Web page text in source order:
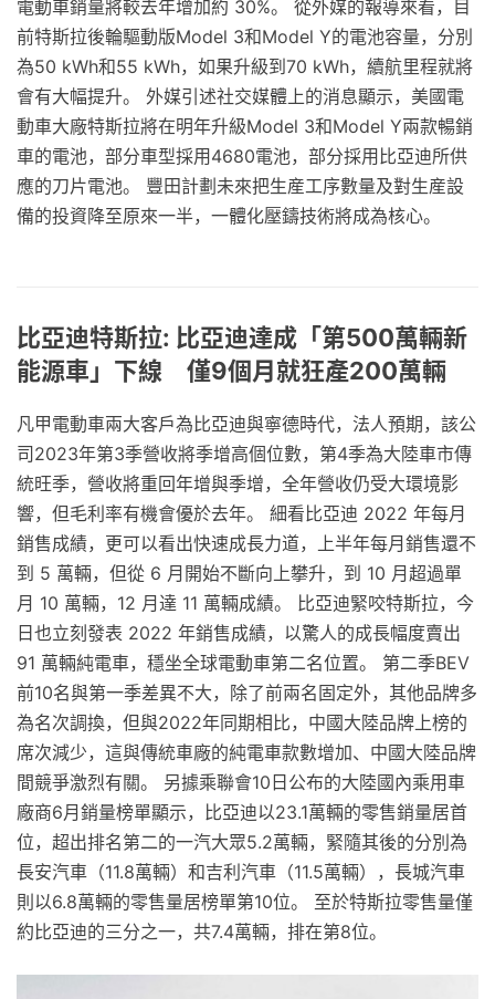
電動車銷量將較去年增加約 30%。 從外媒的報導來看，目
前特斯拉後輪驅動版Model 3和Model Y的電池容量，分別
為50 kWh和55 kWh，如果升級到70 kWh，續航里程就將
會有大幅提升。 外媒引述社交媒體上的消息顯示，美國電
動車大廠特斯拉將在明年升級Model 3和Model Y兩款暢銷
車的電池，部分車型採用4680電池，部分採用比亞迪所供
應的刀片電池。 豐田計劃未來把生産工序數量及對生産設
備的投資降至原來一半，一體化壓鑄技術將成為核心。
比亞迪特斯拉: 比亞迪達成「第500萬輛新
能源車」下線 僅9個月就狂產200萬輛
凡甲電動車兩大客戶為比亞迪與寧德時代，法人預期，該公
司2023年第3季營收將季增高個位數，第4季為大陸車市傳
統旺季，營收將重回年增與季增，全年營收仍受大環境影
響，但毛利率有機會優於去年。 細看比亞迪 2022 年每月
銷售成績，更可以看出快速成長力道，上半年每月銷售還不
到 5 萬輛，但從 6 月開始不斷向上攀升，到 10 月超過單
月 10 萬輛，12 月達 11 萬輛成績。 比亞迪緊咬特斯拉，今
日也立刻發表 2022 年銷售成績，以驚人的成長幅度賣出
91 萬輛純電車，穩坐全球電動車第二名位置。 第二季BEV
前10名與第一季差異不大，除了前兩名固定外，其他品牌多
為名次調換，但與2022年同期相比，中國大陸品牌上榜的
席次減少，這與傳統車廠的純電車款數增加、中國大陸品牌
間競爭激烈有關。 另據乘聯會10日公布的大陸國內乘用車
廠商6月銷量榜單顯示，比亞迪以23.1萬輛的零售銷量居首
位，超出排名第二的一汽大眾5.2萬輛，緊隨其後的分別為
長安汽車（11.8萬輛）和吉利汽車（11.5萬輛），長城汽車
則以6.8萬輛的零售量居榜單第10位。 至於特斯拉零售量僅
約比亞迪的三分之一，共7.4萬輛，排在第8位。